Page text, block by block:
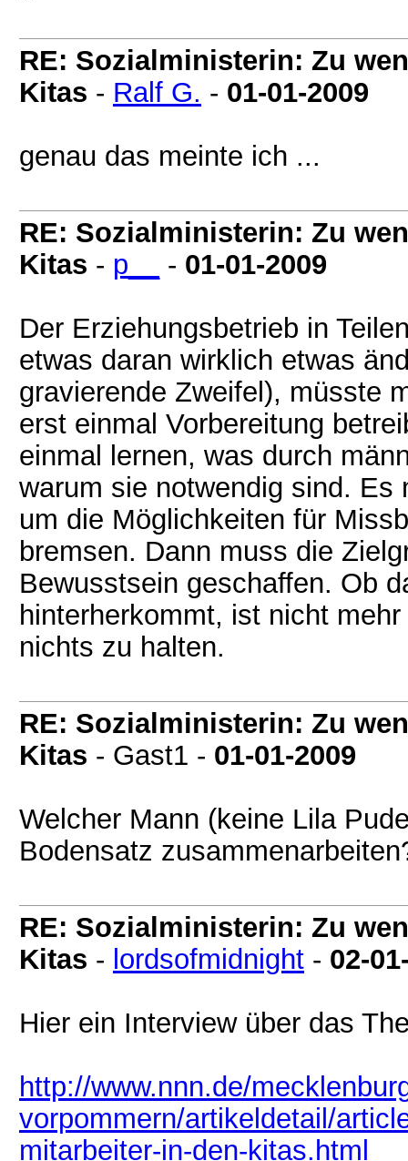
RE: Sozialministerin: Zu
Kitas - Ralf G. - 01-01-2009
genau das meinte ich ...
RE: Sozialministerin: Zu
Kitas - p__ - 01-01-2009
Der Erziehungsbetrieb in
etwas daran wirklich etwas
gravierende Zweifel), müsste
erst einmal Vorbereitung
einmal lernen, was durch
warum sie notwendig sind. Es
um die Möglichkeiten für
bremsen. Dann muss die
Bewusstsein geschaffen. Ob
hinterherkommt, ist nicht
nichts zu halten.
RE: Sozialministerin: Zu
Kitas - Gast1 - 01-01-2009
Welcher Mann (keine Lila
Bodensatz
RE: Sozialministerin: Zu
Kitas - lordsofmidnight - 02-
Hier ein Interview über das
http://www.nnn.de/
vorpommern/artikeldetail/
mitarbeiter-in-den-kitas.html